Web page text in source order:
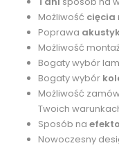
Możliwość cięcia
Poprawa
Możliwość
Bogaty wybór
Bogaty wybór
Możliwość
Twoich
Sposób na
Nowoczesny